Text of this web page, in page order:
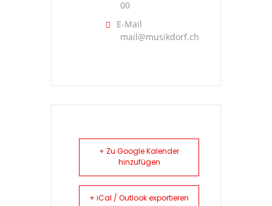
00
E-Mail
mail@musikdorf.ch
+ Zu Google Kalender
hinzufügen
+ iCal / Outlook exportieren